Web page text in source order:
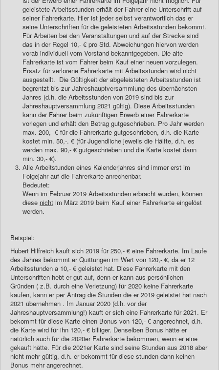
geleistete Arbeitsstunden erhält der Fahrer eine Unterschrift auf
seiner Fahrerkarte. Hier ist jeder selbst verantwortlich das er
seine Unterschriften für die geleisteten Arbeitsstunden bekommt.
Für Arbeiten bei den Veranstaltungen und auf der Strecke sind
das in der Regel 10,- € pro Std. Abweichungen hiervon werden
vorab individuell vom Vorstand bekanntgegeben. Die alte
Fahrerkarte ist vom Fahrer beim Kauf einer neuen vorzulegen.
Ersatz für verlorene Fahrerkarte mit Arbeitsstunden wird nicht
ausgestellt. Die Gültigkeit der abgeleisteten Arbeitsstunden ist
begrentzt bis zur Jahreshauptversammlung des übernächsten
Jahres (d.h. die Arbeitsstunden von 2019 sind bis zur
Jahreshauptversammlung 2021 gültig). Diese Arbeitsstunden
kann der Fahrer beim zukünftigen Erwerb einer Fahrerkarte
vorlegen und erhält den Betrag gutgeschrieben. Pro Jahr werden
max. 200,- € für die Fahrerkarte gutgeschrieben, d.h. die Karte
kostet min. 50,-. € (für Jugendliche jeweils die Hälfte, d.h. es
werden max. 90,- € gutgeschrieben und die Karte kostet dann
min. 30,- €).
Alle Arbeitstunden eines Kalenderjahres sind immer erst im
Folgejahr auf die Fahrerkarte anrechenbar.
Bedeutet:
Wenn im Februar 2019 Arbeitsstunden erbracht wurden, können
diese nicht im März 2019 beim Kauf einer Fahrerkarte eingelöst
werden.
Beispiel:
Hubert Hilfreich kauft sich 2019 für 250,- € eine Fahrerkarte. Im Laufe
des Jahres bekommt er Quittungen im Wert von 120,- €, da er 12
Arbeitsstunden a 10,- € geleistet hat. Diese Fahrerkarte mit den
Unterschriften hebt er gut auf, denn er kann aus persönlichen
Gründen ( z.B. durch eine Verletzung) für 2020 keine Fahrerkarte
kaufen, kann er per Antrag die Stunden die er 2019 geleistet hat nach
2021 übernehmen . Im Januar 2020 (d.h. vor der
Jahreshauptversammlung!) kauft er sich eine Fahrerkarte für 2021. Er
bekommt für diese Karte einen Bonus von 120,- € angerechnet, d.h.
die Karte wird für ihn 120,- € billiger. Denselben Bonus hätte er
natürlich auch für die 2020er Fahrerkarte bekommen, wenn er eine
gekauft hätte. Für die 2021er Karte sind seine Stunden aus 2018 aber
nicht mehr gültig, d.h. er bekommt für diese stunden dann keinen
Bonus mehr angerechnet.